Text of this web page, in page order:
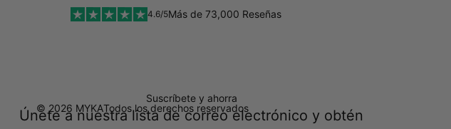
Suscríbete y ahorra
Únete a nuestra lista de correo electrónico y obtén
4.6/5Más de 73,000 Reseñas
© 2026 MYKATodos los derechos reservados